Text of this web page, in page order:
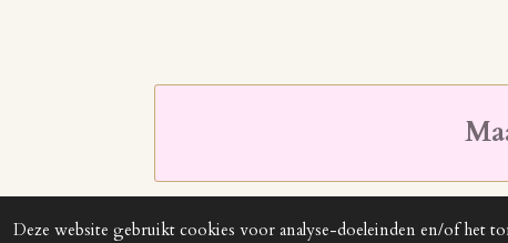
Deze website gebruikt cookies voor analyse-doeleinden en/of het